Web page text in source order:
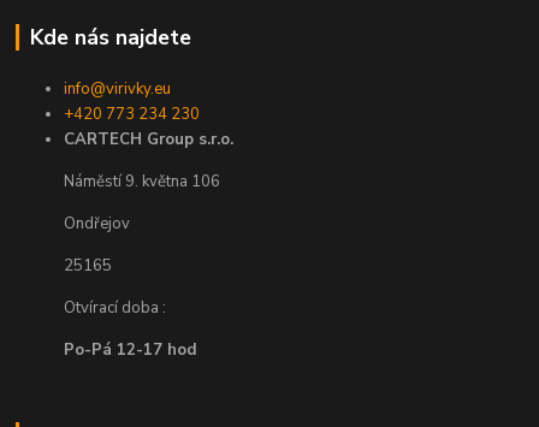
Kde nás najdete
info@virivky.eu
+420 773 234 230
CARTECH Group s.r.o.
Náměstí 9. května 106
Ondřejov
25165
Otvírací doba :
Po-Pá 12-17 hod